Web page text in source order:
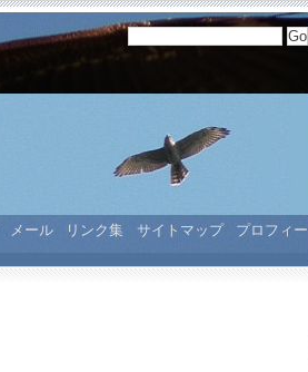
メール リンク集 サイトマップ
プロフィー